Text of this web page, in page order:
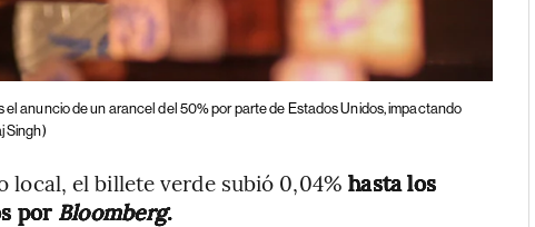
anuncio de un arancel del 50% por parte de Estados Unidos, impactando
Singh)
local, el billete verde subió 0,04% hasta los
por Bloomberg.